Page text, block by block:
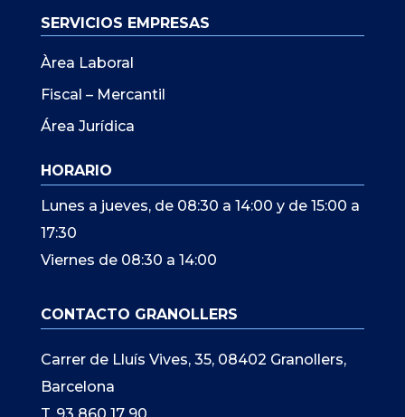
SERVICIOS EMPRESAS
Àrea Laboral
Fiscal – Mercantil
Área Jurídica
HORARIO
Lunes a jueves, de 08:30 a 14:00 y de 15:00 a
17:30
Viernes de 08:30 a 14:00
CONTACTO GRANOLLERS
Carrer de Lluís Vives, 35, 08402 Granollers,
Barcelona